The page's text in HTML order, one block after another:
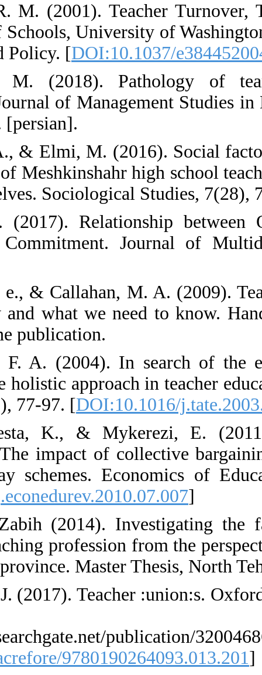
29. Ingersoll,
Organization of
of Teaching
30.
organizations.
31. Jahangiri,
of social status
teachers
32. Karaca, A.
Organizational
33. Koppich, J.
What we know
34.
Towards a
education,
35. Lamm
compensation:
performance
[DOI:10.1016/
36. Maboudi,
status of the
in Mazandaran
37. McCollow,
https://
[DOI:10.1093/